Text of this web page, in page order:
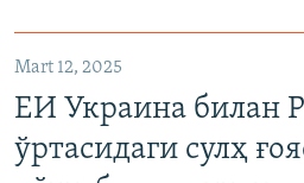
Mart 12, 2025
ЕИ Украина билан
ўртасидаги сулҳ